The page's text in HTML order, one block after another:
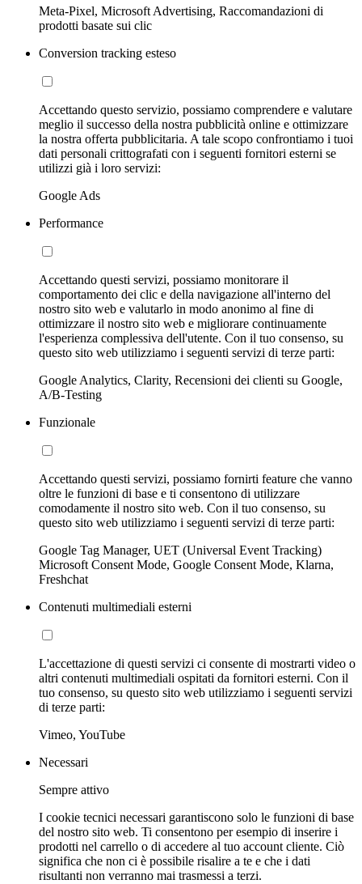
Meta-Pixel, Microsoft Advertising, Raccomandazioni di
prodotti basate sui clic
Conversion tracking esteso
Accettando questo servizio, possiamo comprendere e valutare
meglio il successo della nostra pubblicità online e ottimizzare
la nostra offerta pubblicitaria. A tale scopo confrontiamo i tuoi
dati personali crittografati con i seguenti fornitori esterni se
utilizzi già i loro servizi:
Google Ads
Performance
Accettando questi servizi, possiamo monitorare il
comportamento dei clic e della navigazione all'interno del
nostro sito web e valutarlo in modo anonimo al fine di
ottimizzare il nostro sito web e migliorare continuamente
l'esperienza complessiva dell'utente. Con il tuo consenso, su
questo sito web utilizziamo i seguenti servizi di terze parti:
Google Analytics, Clarity, Recensioni dei clienti su Google,
A/B-Testing
Funzionale
Accettando questi servizi, possiamo fornirti feature che vanno
oltre le funzioni di base e ti consentono di utilizzare
comodamente il nostro sito web. Con il tuo consenso, su
questo sito web utilizziamo i seguenti servizi di terze parti:
Google Tag Manager, UET (Universal Event Tracking)
Microsoft Consent Mode, Google Consent Mode, Klarna,
Freshchat
Contenuti multimediali esterni
L'accettazione di questi servizi ci consente di mostrarti video o
altri contenuti multimediali ospitati da fornitori esterni. Con il
tuo consenso, su questo sito web utilizziamo i seguenti servizi
di terze parti:
Vimeo, YouTube
Necessari
Sempre attivo
I cookie tecnici necessari garantiscono solo le funzioni di base
del nostro sito web. Ti consentono per esempio di inserire i
prodotti nel carrello o di accedere al tuo account cliente. Ciò
significa che non ci è possibile risalire a te e che i dati
risultanti non verranno mai trasmessi a terzi.